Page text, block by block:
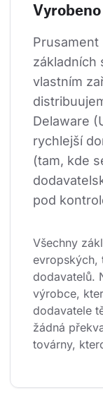
Vyrobeno
Prusament
základních
vlastním
Delaware
rychlejší
(tam, kde
pod
Všechny
evropských,
dodavatelů.
výrobce,
dodavatele
žádná
továrny,